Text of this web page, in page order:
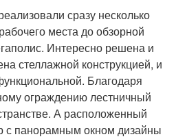
сразу несколько
места до обзорной
Интересно решена и
стеллажной конструкцией, и
Благодаря
ограждению лестничный
А расположенный
с панорамным окном дизайны